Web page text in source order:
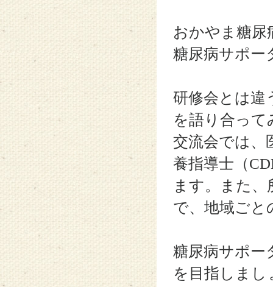
おかやま糖尿
糖尿病サポー
研修会とは違
を語り合っ
交流会では、
養指導士（
ます。また
で、地域ごと
糖尿病サポー
を目指しまし